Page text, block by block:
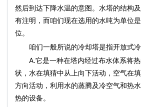
然后到达下降水温的意图。水塔的结构
有注明，而咱们现在选用的水吨为单位
位。
咱们一般所说的冷却塔是指开放式冷
A.它是一种在塔内经过布水体系将热
状，水在填猜中从上向下活动，空气在
方向活动，利用水的蒸腾及冷空气和热
热的设备。